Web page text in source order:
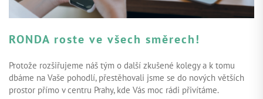
RONDA roste ve všech směrech!
Protože rozšiřujeme náš tým o další zkušené kolegy a k tomu
dbáme na Vaše pohodlí, přestěhovali jsme se do nových větších
prostor přímo v centru Prahy, kde Vás moc rádi přivítáme.